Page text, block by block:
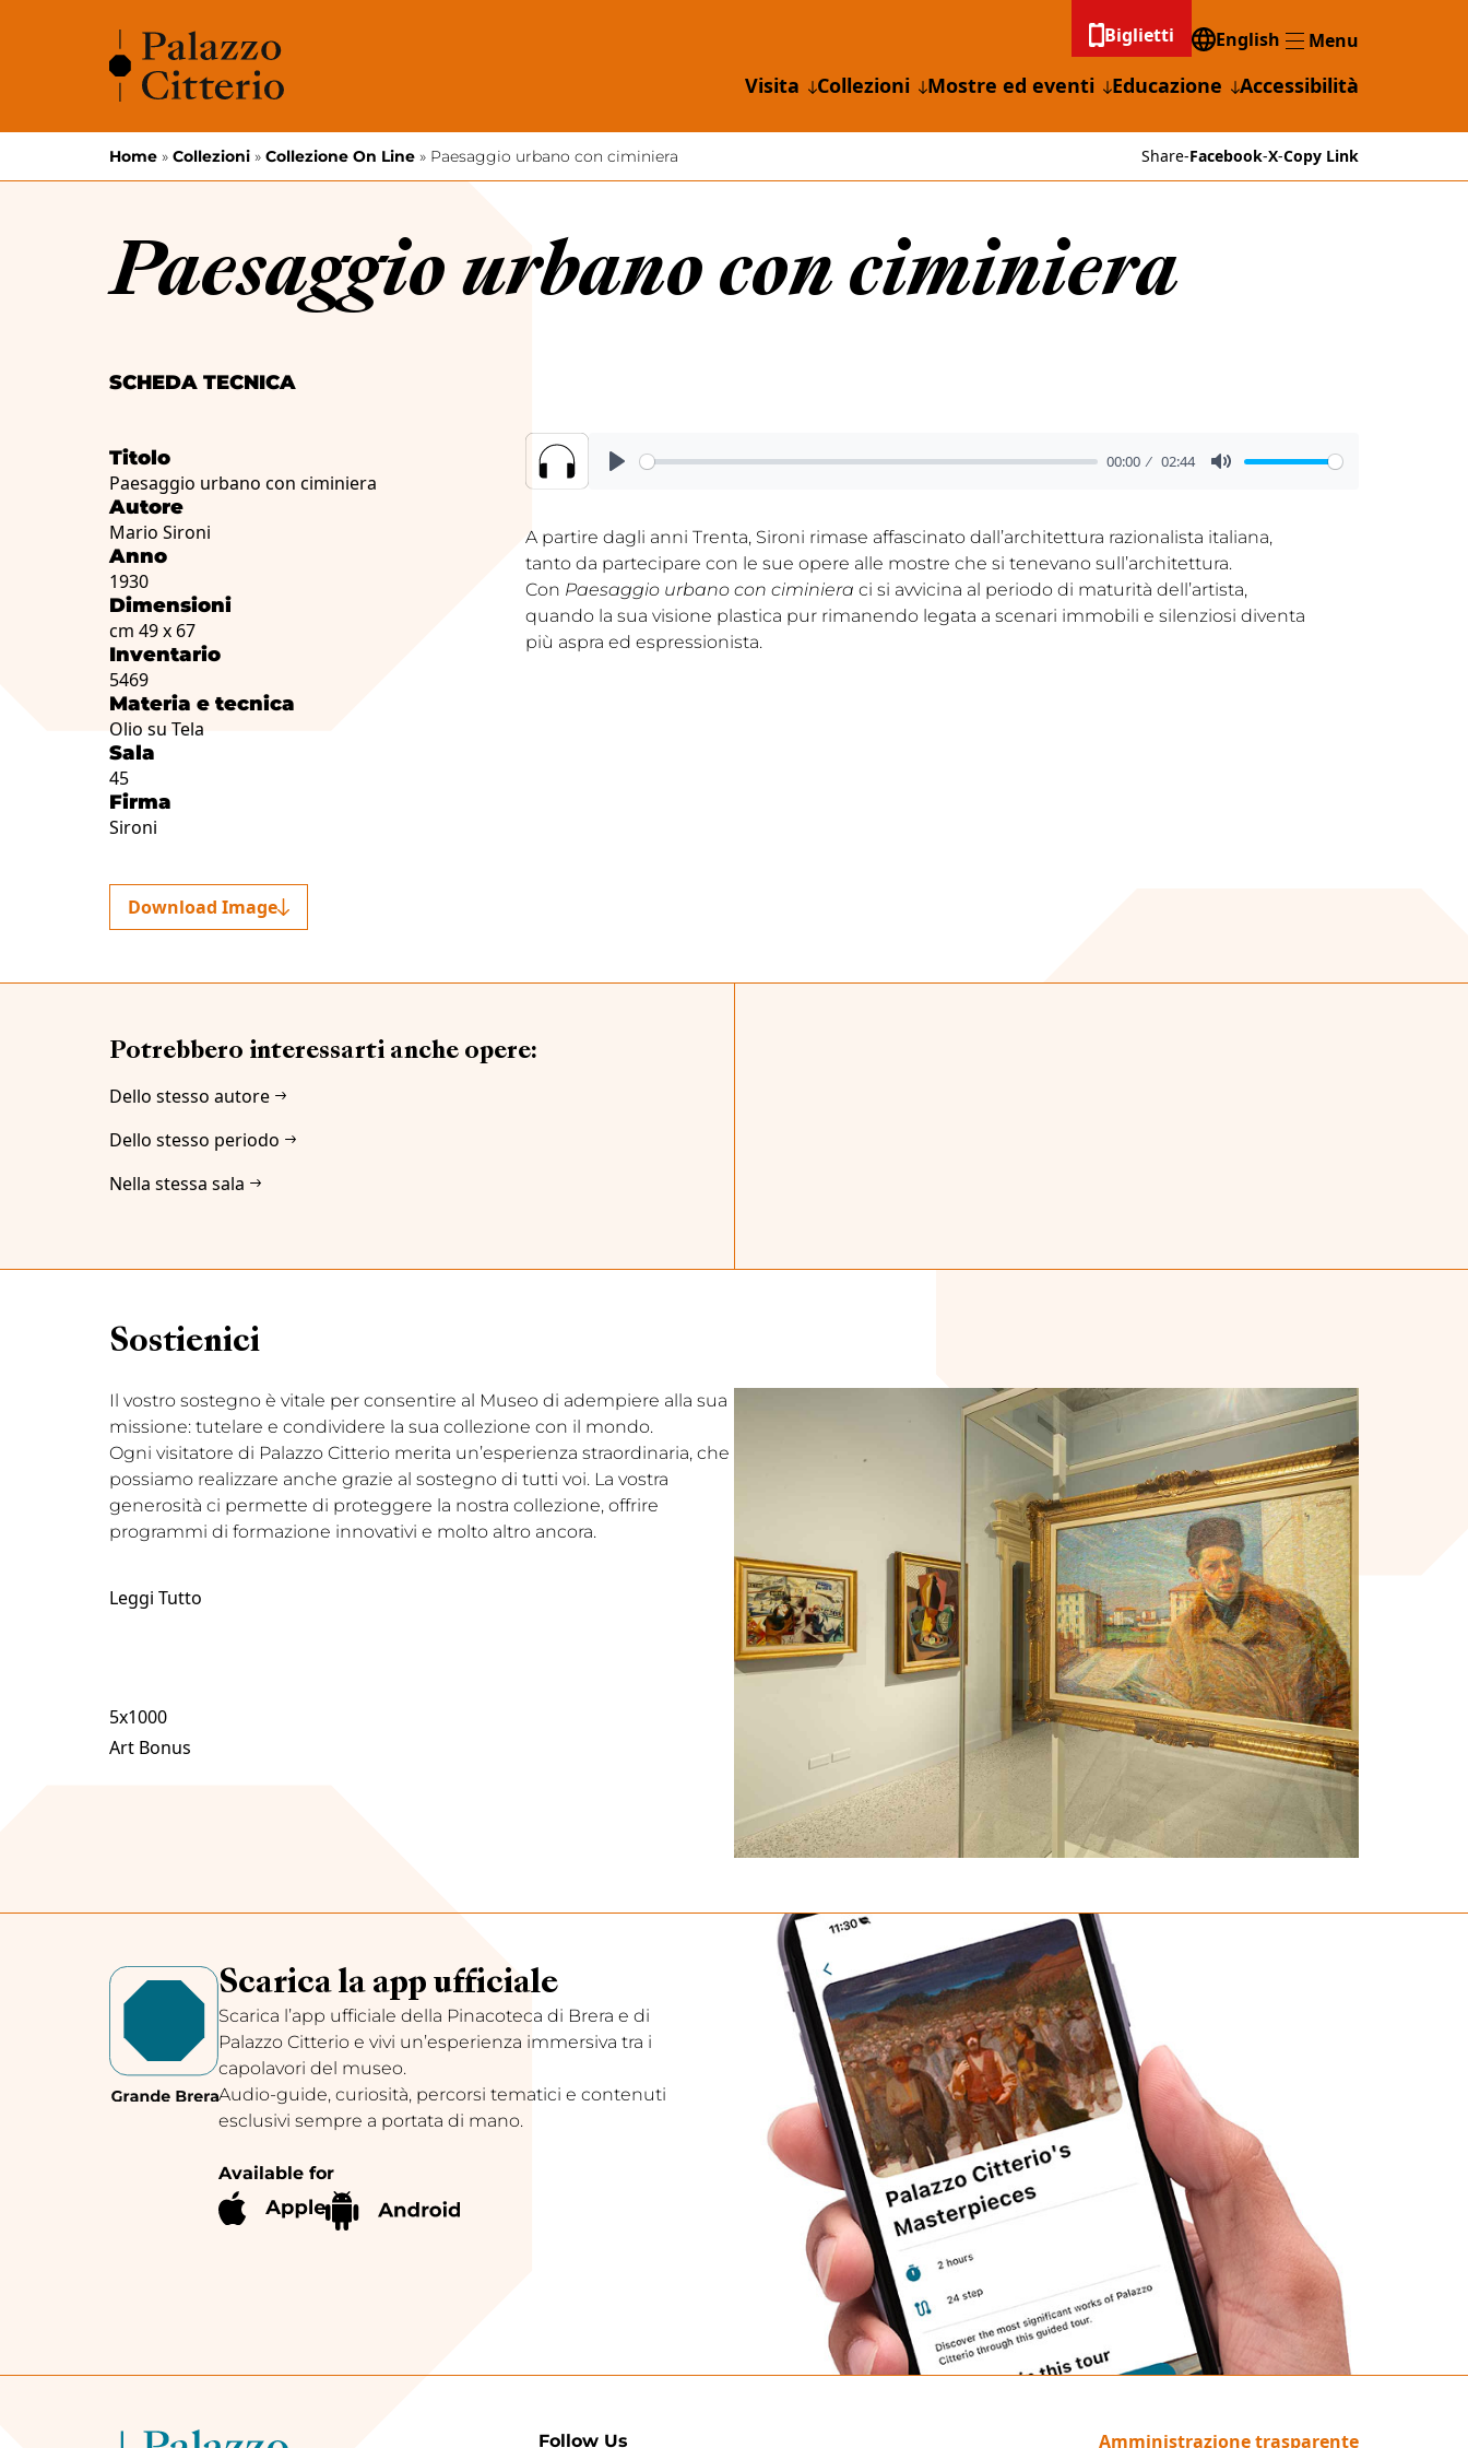
Biglietti
English
MenuMenu
Visita Collezioni Mostre ed eventi Educazione Accessibilità
Home » Collezioni » Collezione On Line » Paesaggio urbano con ciminiera Share-Facebook-X-Copy Link
Paesaggio urbano con ciminiera
SCHEDA TECNICA
Titolo
Paesaggio urbano con ciminiera
Autore
Mario Sironi
Anno
1930
Dimensioni
cm 49 x 67
Inventario
5469
Materia e tecnica
Olio su Tela
Sala
45
Firma
Sironi
Download Image
00:00 02:44
A partire dagli anni Trenta, Sironi rimase affascinato dall’architettura razionalista italiana,
tanto da partecipare con le sue opere alle mostre che si tenevano sull’architettura.
Con Paesaggio urbano con ciminiera ci si avvicina al periodo di maturità dell’artista,
quando la sua visione plastica pur rimanendo legata a scenari immobili e silenziosi diventa
più aspra ed espressionista.
Potrebbero interessarti anche opere:
Dello stesso autore
Dello stesso periodo
Nella stessa sala
Sostienici
Il vostro sostegno è vitale per consentire al Museo di adempiere alla sua
missione: tutelare e condividere la sua collezione con il mondo.
Ogni visitatore di Palazzo Citterio merita un’esperienza straordinaria, che
possiamo realizzare anche grazie al sostegno di tutti voi. La vostra
generosità ci permette di proteggere la nostra collezione, offrire
programmi di formazione innovativi e molto altro ancora.
Leggi Tutto
5x1000
Art Bonus
Scarica la app ufficiale
Scarica l’app ufficiale della Pinacoteca di Brera e di
Palazzo Citterio e vivi un’esperienza immersiva tra i
capolavori del museo.
Audio-guide, curiosità, percorsi tematici e contenuti
esclusivi sempre a portata di mano.
Available for
Follow Us Amministrazione trasparente